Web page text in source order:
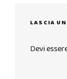
LASCIA
Devi